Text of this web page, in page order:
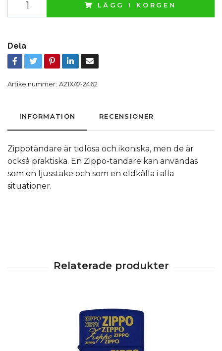
LÄGG I KORGEN
Dela
Artikelnummer: AZIXA7-2462
INFORMATION RECENSIONER
Zippotändare är tidlösa och ikoniska, men de är
också praktiska. En Zippo-tändare kan användas
som en ljusstake och som en eldkälla i alla
situationer.